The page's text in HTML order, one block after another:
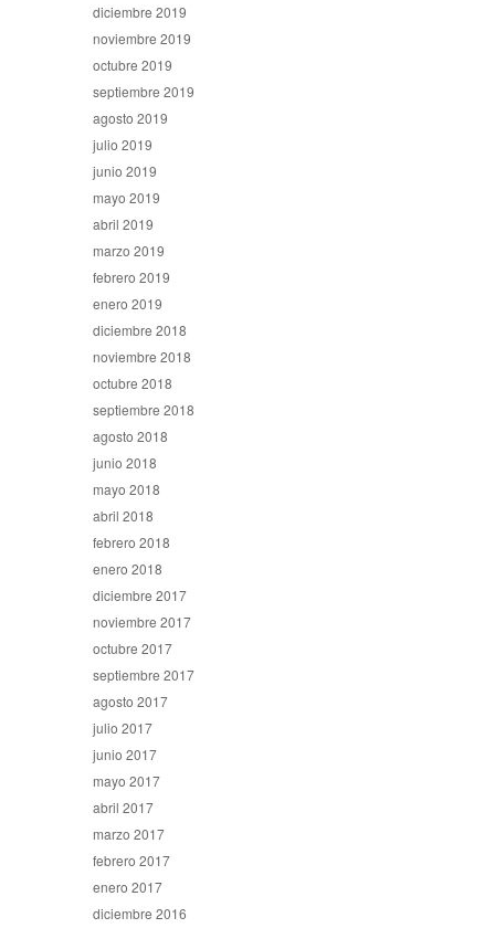
diciembre 2019
noviembre 2019
octubre 2019
septiembre 2019
agosto 2019
julio 2019
junio 2019
mayo 2019
abril 2019
marzo 2019
febrero 2019
enero 2019
diciembre 2018
noviembre 2018
octubre 2018
septiembre 2018
agosto 2018
junio 2018
mayo 2018
abril 2018
febrero 2018
enero 2018
diciembre 2017
noviembre 2017
octubre 2017
septiembre 2017
agosto 2017
julio 2017
junio 2017
mayo 2017
abril 2017
marzo 2017
febrero 2017
enero 2017
diciembre 2016